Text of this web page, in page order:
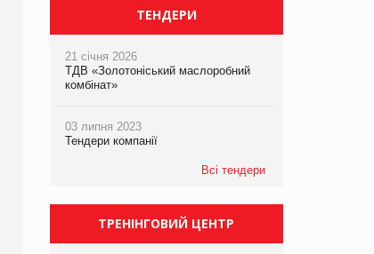
ТЕНДЕРИ
21 січня 2026
ТДВ «Золотоніський маслоробний
комбінат»
03 липня 2023
Тендери компанії
Всі тендери
ТРЕНІНГОВИЙ ЦЕНТР